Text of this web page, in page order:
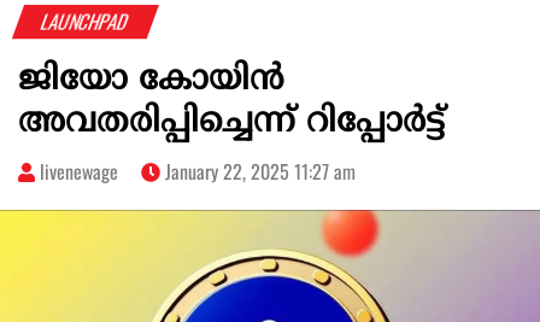
LAUNCHPAD
ജിയോ കോയിൻ
അവതരിപ്പിച്ചെന്ന് റിപ്പോർട്ട്
livenewage January 22, 2025 11:27 am